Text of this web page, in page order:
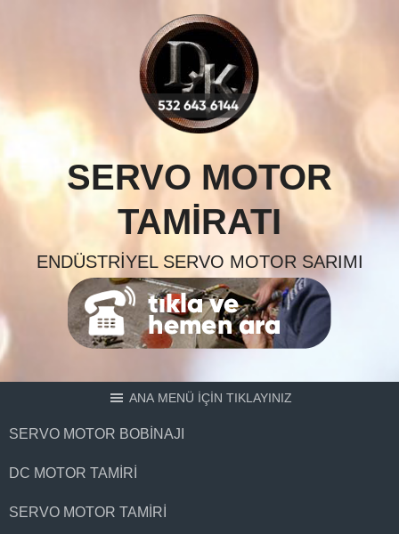
SERVO MOTOR
TAMIRATI
ENDÜSTRIYEL SERVO MOTOR SARIMI
ANA MENÜ İÇİN TIKLAYINIZ
SERVO MOTOR BOBINAJI
DC MOTOR TAMIRI
SERVO MOTOR TAMIRI